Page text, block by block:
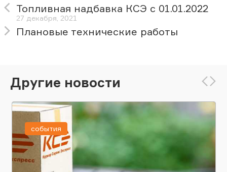
Топливная надбавка КСЭ с 01.01.2022
27 декабря, 2021
Плановые технические работы
Другие новости
события